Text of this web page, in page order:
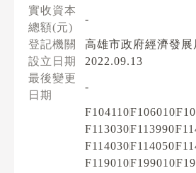
實收資本
總額(元)
-
登記機關
高雄市政府經濟發展
設立日期
2022.09.13
最後變更
日期
-
F104110F106010
F113030F113990
F114030F114050
F119010F199010